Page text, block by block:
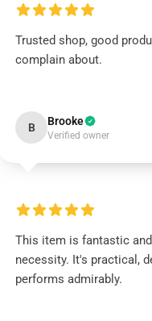
Trusted shop, good
complain about.
B Brooke
Verified owner
This item is fantastic
necessity. It's practical,
performs admirably.